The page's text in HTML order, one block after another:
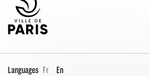
Languages Fr En